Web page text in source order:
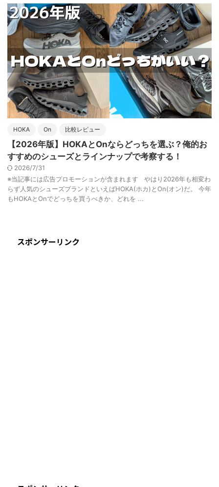
HOKA On 比較レビュー
【2026年版】HOKAとOnならどっちを選ぶ？俺的お
すすめのシューズとラインナップで考察する！
2026/7/31
※当記事には広告プロモーションが含まれます やはり2026年も相変わ
らず人気のシューズブランドといえばHOKA(ホカ)とOn(オン)だ。 今年
もHOKAとOnでどっちを買うべきか、どれを ...
スポンサーリンク